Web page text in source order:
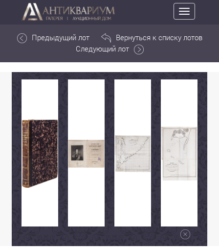
Toggle
navigation
Предыдущий лот
Вернуться к списку лотов
Следующий лот